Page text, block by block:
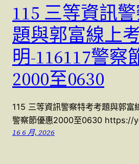
115 三等資訊
題與郭富線上
明-116117警察
2000至0630
115 三等資訊警察特考考題與郭富
警察節優惠2000至0630 https://
16 6 月, 2026